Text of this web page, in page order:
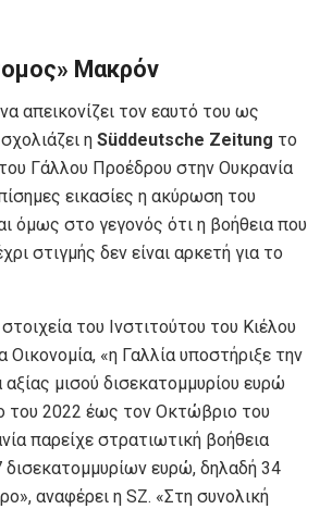
Μακρόν
απεικονίζει τον εαυτό του ως
η Süddeutsche Zeitung το
Γάλλου Προέδρου στην Ουκρανία
εικασίες η ακύρωση του
όμως στο γεγονός ότι η βοήθεια που
στιγμής δεν είναι αρκετή για το
του Ινστιτούτου του Κιέλου
Οικονομία, «η Γαλλία υποστήριξε την
μισού δισεκατομμυρίου ευρώ
του 2022 έως τον Οκτώβριο του
παρείχε στρατιωτική βοήθεια
δισεκατομμυρίων ευρώ, δηλαδή 34
αναφέρει η SZ. «Στη συνολική